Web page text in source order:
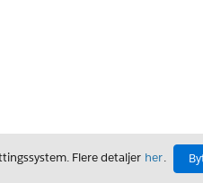
Flere detaljer her.